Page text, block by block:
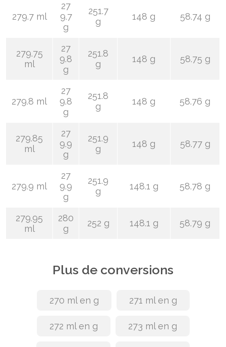
279.7 ml
27
9.7
g
251.7
g
148 g 58.74 g
279.75
ml
27
9.8
g
251.8
g
148 g 58.75 g
279.8 ml
27
9.8
g
251.8
g
148 g 58.76 g
279.85
ml
27
9.9
g
251.9
g
148 g 58.77 g
279.9 ml
27
9.9
g
251.9
g
148.1 g 58.78 g
279.95
ml
280
g
252 g 148.1 g 58.79 g
Plus de conversions
270 ml en g 271 ml en g
272 ml en g 273 ml en g